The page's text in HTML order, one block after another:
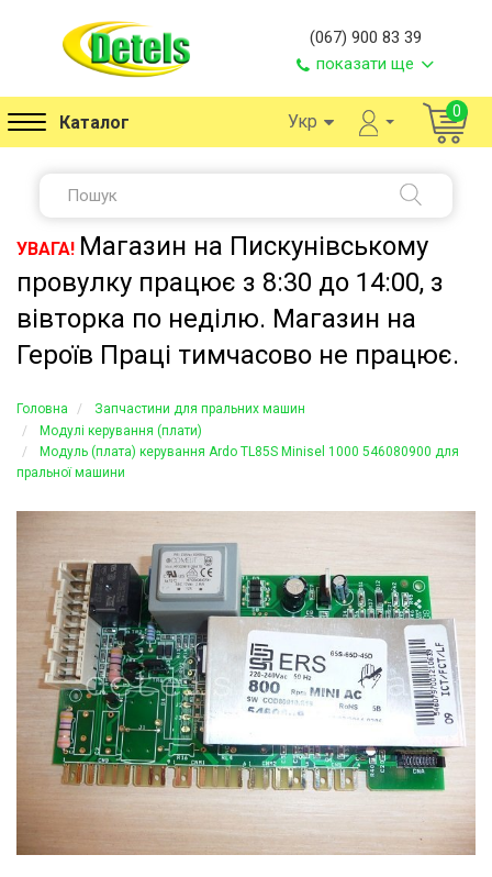
(067) 900 83 39
показати ще
Каталог Укр 0
УВАГА! Магазин на Пискунівському
провулку працює з 8:30 до 14:00, з
вівторка по неділю. Магазин на
Героїв Праці тимчасово не працює.
Головна
Запчастини для пральних машин
Модулі керування (плати)
Модуль (плата) керування Ardo TL85S Minisel 1000 546080900 для
пральної машини